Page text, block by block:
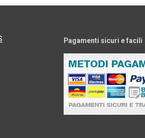
Pagamenti sicuri e facili